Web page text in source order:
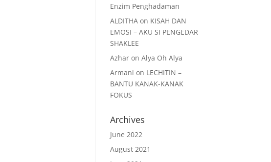
Enzim Penghadaman
ALDITHA on KISAH DAN
EMOSI – AKU SI PENGEDAR
SHAKLEE
Azhar onAlya Oh Alya
Armani on LECHITIN –
BANTU KANAK-KANAK
FOKUS
Archives
June 2022
August 2021